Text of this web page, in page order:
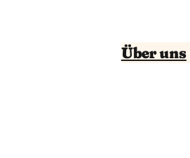
Über uns